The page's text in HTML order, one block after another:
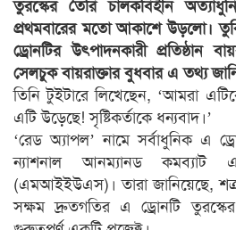
তুরস্কের তৈরি চালকবিহীন
প্রথমবারের মতো আকাশে উড়লো।
ড্রোনটির উৎপাদনকারী প্রতিষ্ঠান
সেলচুক বায়রাক্তার বুধবার এ তথ্য
তিনি টুইটারে লিখেছেন, ‘আমরা
এটি উড়েছে! সৃষ্টিকর্তাকে ধন্যবাদ।’
‘রেড অ্যাপল’ নামে সর্বাধুনিক এ
ন্যাশনাল আনম্যানড কমব্যাট
(এমআইইউএস)। তারা জানিয়েছে,
সক্ষম দ্রুতগতির এ ড্রোনটি